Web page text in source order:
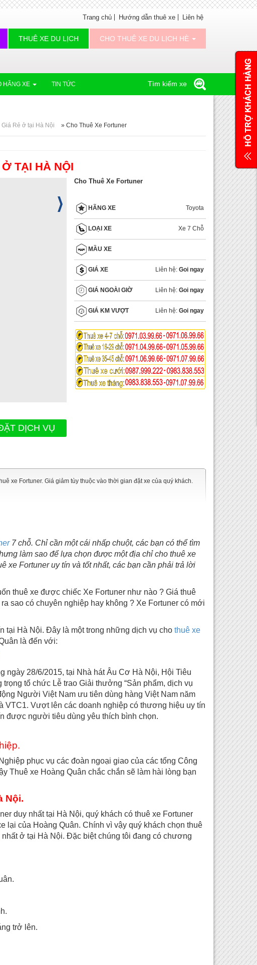
Trang chủ Hướng dẫn thuê xe Liên hệ
THUÊ XE DU LỊCH CHO THUÊ XE DU LỊCH HÈ
HÃNG XE TIN TỨC Tìm kiếm xe
Rẻ ở tại Hà Nội » Cho Thuê Xe Fortuner
TẠI HÀ NỘI
DỊCH VỤ
Cho Thuê Xe Fortuner
HÃNG XE Toyota
LOẠI XE Xe 7 Chỗ
MẦU XE
GIÁ XE Liên hệ: Goi ngay
GIÁ NGOÀI GIỜ Liên hệ: Goi ngay
GIÁ KM VƯỢT Liên hệ: Goi ngay
xe Fortuner. Giá giảm tùy thuộc vào thời gian đặt xe của quý khách.
7 chỗ. Chỉ cần một cái nhấp chuột, các bạn có thể tìm
làm sao để lựa chọn được một địa chỉ cho thuê xe
xe Fortuner uy tín và tốt nhất, các bạn cần phải trả lời
thuê xe được chiếc Xe Fortuner như nào ? Giá thuê
sao có chuyên nghiệp hay không ? Xe Fortuner có mới
tại Hà Nội. Đây là một trong những dịch vụ cho thuê xe
là đến với:
28/6/2015, tại Nhà hát Âu Cơ Hà Nội, Hội Tiêu
tổ chức Lễ trao Giải thưởng “Sản phẩm, dịch vụ
Người Việt Nam ưu tiên dùng hàng Việt Nam năm
VTC1. Vượt lên các doanh nghiệp có thương hiệu uy tín
được người tiêu dùng yêu thích bình chọn.
phục vụ các đoàn ngoại giao của các tổng Công
Thuê xe Hoàng Quân chắc chắn sẽ làm hài lòng bạn
Nội.
duy nhất tại Hà Nội, quý khách có thuê xe Fortuner
lại của Hoàng Quân. Chính vì vậy quý khách chọn thuê
nhất ở tại Hà Nội. Đặc biệt chúng tôi đang có chương
trở lên.